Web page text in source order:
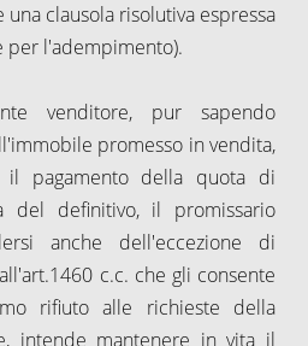
clausola risolutiva espressa
per l'adempimento).
venditore, pur sapendo
promesso in vendita,
il pagamento della quota di
del definitivo, il promissario
anche dell'eccezione di
c.c. che gli consente
rifiuto alle richieste della
intende mantenere in vita il